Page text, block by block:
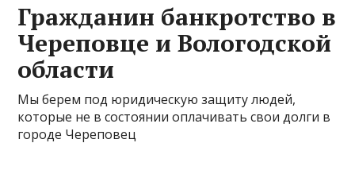
Гражданин банкротство в
Череповце и Вологодской
области
Мы берем под юридическую защиту людей,
которые не в состоянии оплачивать свои долги в
городе Череповец